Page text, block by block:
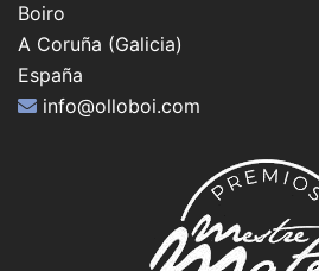
Boiro
A Coruña (Galicia)
España
info@olloboi.com